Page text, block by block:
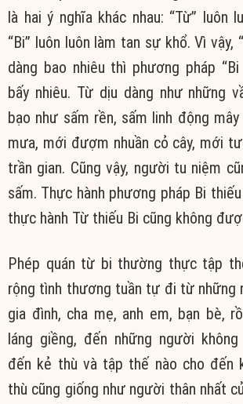
là hai ý nghĩa khác nhau: “Từ” luôn
“Bi” luôn luôn làm tan sự khổ. Vì vậy,
dàng bao nhiêu thì phương pháp “Bi
bấy nhiêu. Từ dịu dàng như những
bạo như sấm rền, sấm linh động
mưa, mới đượm nhuần cỏ cây, mới
trần gian. Cũng vậy, người tu niệm
sấm. Thực hành phương pháp Bi
thực hành Từ thiếu Bi cũng không
Phép quán từ bi thường thực tập
rộng tình thương tuần tự đi từ những
gia đình, cha mẹ, anh em, bạn bè,
láng giềng, đến những người
đến kẻ thù và tập thế nào cho đến
thù cũng giống như người thân nhất